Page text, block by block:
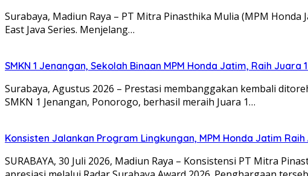
Surabaya, Madiun Raya – PT Mitra Pinasthika Mulia (MPM
East Java Series. Menjelang…
SMKN 1 Jenangan, Sekolah Binaan MPM Honda Jatim, Raih Juara
Surabaya, Agustus 2026 – Prestasi membanggakan kembali
SMKN 1 Jenangan, Ponorogo, berhasil meraih Juara 1…
Konsisten Jalankan Program Lingkungan, MPM Honda Jatim Raih
SURABAYA, 30 Juli 2026, Madiun Raya – Konsistensi PT Mitra